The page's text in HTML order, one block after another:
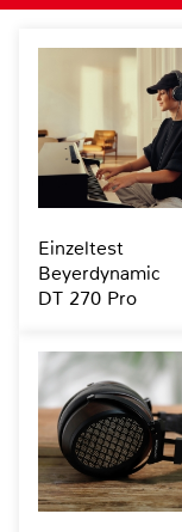
Einzeltest
Beyerdynamic
DT 270 Pro